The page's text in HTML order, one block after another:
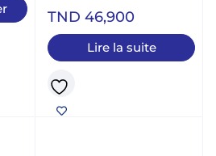
TND 46,900
Lire la suite